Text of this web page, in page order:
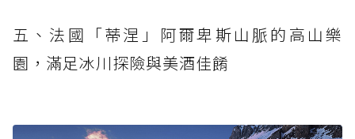
五、法國「蒂涅」阿爾卑斯山脈的高山樂
園，滿足冰川探險與美酒佳餚